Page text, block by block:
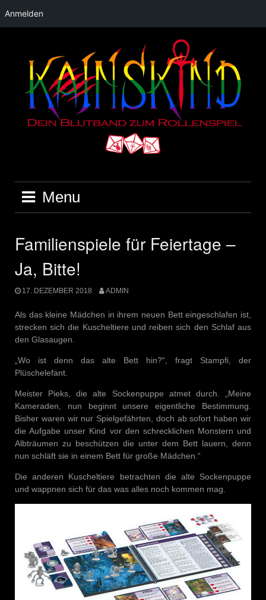
Menu
Familienspiele für Feiertage –
Ja, Bitte!
17. DEZEMBER 2018 ADMIN
Als das kleine Mädchen in ihrem neuen Bett eingeschlafen ist,
strecken sich die Kuscheltiere und reiben sich den Schlaf aus
den Glasaugen.
„Wo ist denn das alte Bett hin?“, fragt Stampfi, der
Plüschelefant.
Meister Pieks, die alte Sockenpuppe atmet durch. „Meine
Kameraden, nun beginnt unsere eigentliche Bestimmung.
Bisher waren wir nur Spielgefährten, doch ab sofort haben wir
die Aufgabe unser Kind vor den schrecklichen Monstern und
Albträumen zu beschützen die unter dem Bett lauern, denn
nun schläft sie in einem Bett für große Mädchen.“
Die anderen Kuscheltiere betrachten die alte Sockenpuppe
und wappnen sich für das was alles noch kommen mag.
Anmelden